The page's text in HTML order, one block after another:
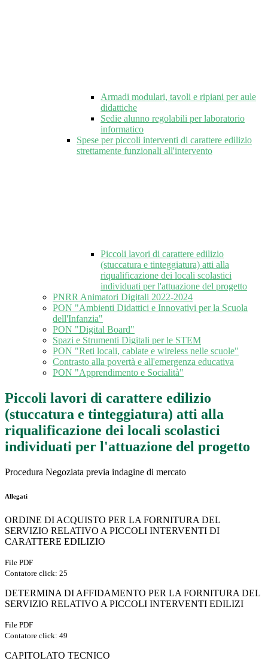
Armadi modulari, tavoli e ripiani per aule
didattiche
Sedie alunno regolabili per laboratorio
informatico
Spese per piccoli interventi di carattere edilizio
strettamente funzionali all'intervento
Piccoli lavori di carattere edilizio
(stuccatura e tinteggiatura) atti alla
riqualificazione dei locali scolastici
individuati per l'attuazione del progetto
PNRR Animatori Digitali 2022-2024
PON "Ambienti Didattici e Innovativi per la Scuola
dell'Infanzia"
PON "Digital Board"
Spazi e Strumenti Digitali per le STEM
PON "Reti locali, cablate e wireless nelle scuole"
Contrasto alla povertà e all'emergenza educativa
PON "Apprendimento e Socialità"
Piccoli lavori di carattere edilizio
(stuccatura e tinteggiatura) atti alla
riqualificazione dei locali scolastici
individuati per l'attuazione del progetto
Procedura Negoziata previa indagine di mercato
Allegati
ORDINE DI ACQUISTO PER LA FORNITURA DEL
SERVIZIO RELATIVO A PICCOLI INTERVENTI DI
CARATTERE EDILIZIO
File PDF
Contatore click: 25
DETERMINA DI AFFIDAMENTO PER LA FORNITURA DEL
SERVIZIO RELATIVO A PICCOLI INTERVENTI EDILIZI
File PDF
Contatore click: 49
CAPITOLATO TECNICO